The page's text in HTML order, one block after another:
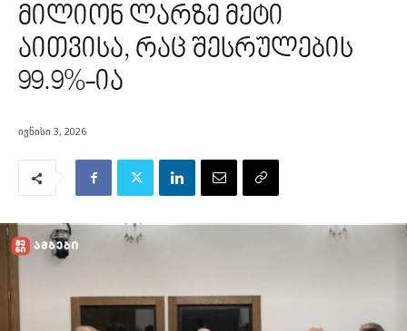
მილიონ ლარზე მეტი
აითვისა, რაც შესრულების
99.9%-ია
ივნისი 3, 2026